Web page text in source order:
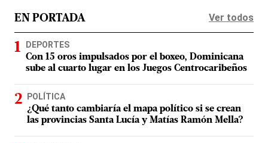
EN PORTADA Ver todos
DEPORTES
Con 15 oros impulsados por el boxeo, Dominicana
sube al cuarto lugar en los Juegos Centrocaribeños
POLÍTICA
¿Qué tanto cambiaría el mapa político si se crean
las provincias Santa Lucía y Matías Ramón Mella?